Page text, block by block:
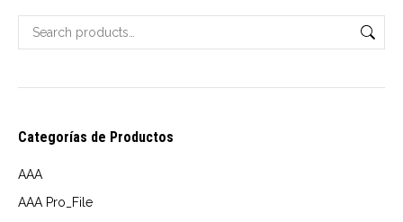
chosen
on
Categorías de Productos
AAA
AAA Pro_File